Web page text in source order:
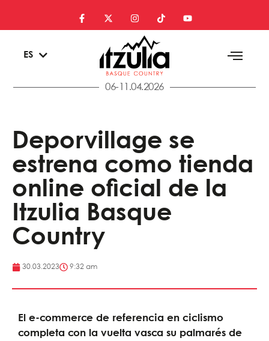
ES
EN
06-11.04.2026
Deporvillage se
estrena como tienda
online oficial de la
Itzulia Basque
Country
30.03.2023 9:32 am
El e-commerce de referencia en ciclismo
completa con la vuelta vasca su palmarés de